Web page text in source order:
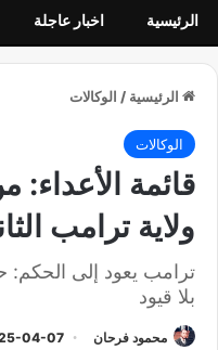
الرئيسية اخبار عاجلة
الرئيسية / الوكالات
الوكالات
قائمة
ولاية ترامب
ترامب يعود إلى الحكم:
بلا قيود
محمود فرحان 04-07